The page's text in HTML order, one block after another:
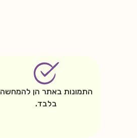
התמונות באתר הן להמחשה
בלבד.